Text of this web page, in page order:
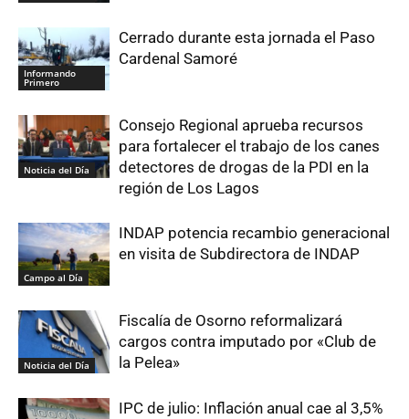
Informando
Primero
Cerrado durante esta jornada el Paso
Cardenal Samoré
Noticia del Día
Consejo Regional aprueba recursos
para fortalecer el trabajo de los canes
detectores de drogas de la PDI en la
región de Los Lagos
Campo al Día
INDAP potencia recambio generacional
en visita de Subdirectora de INDAP
Noticia del Día
Fiscalía de Osorno reformalizará
cargos contra imputado por «Club de
la Pelea»
IPC de julio: Inflación anual cae al 3,5%